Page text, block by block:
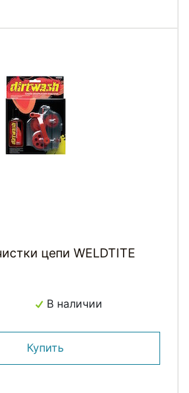
цепи WELDTITE
В наличии
Купить